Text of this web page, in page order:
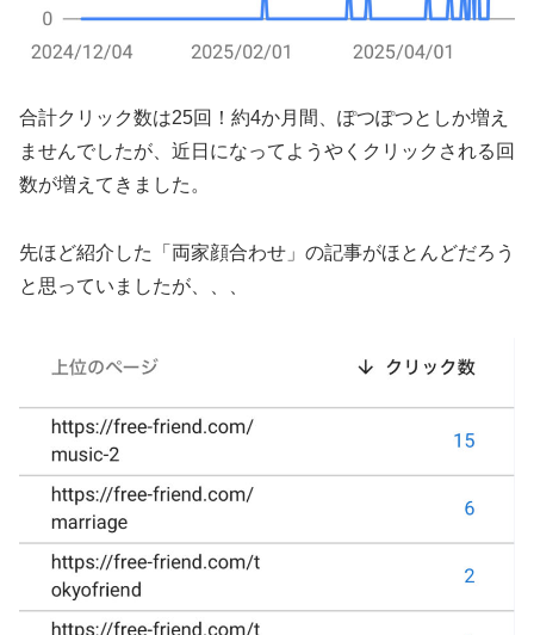
合計クリック数は25回！約4か月間、ぽつぽつとしか増え
ませんでしたが、近日になってようやくクリックされる回
数が増えてきました。
先ほど紹介した「両家顔合わせ」の記事がほとんどだろう
と思っていましたが、、、